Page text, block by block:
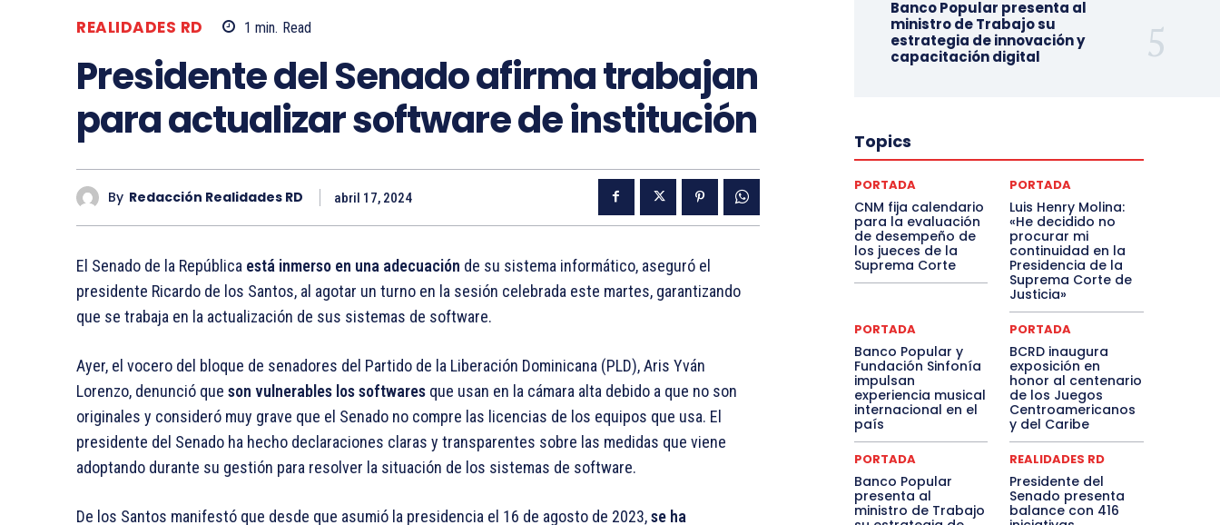
REALIDADES RD 1 min. Read
Presidente del Senado afirma trabajan
para actualizar software de institución
By Redacción Realidades RD abril 17, 2024
El Senado de la República está inmerso en una adecuación de su sistema informático, aseguró el
presidente Ricardo de los Santos, al agotar un turno en la sesión celebrada este martes, garantizando
que se trabaja en la actualización de sus sistemas de software.
Ayer, el vocero del bloque de senadores del Partido de la Liberación Dominicana (PLD), Aris Yván
Lorenzo, denunció que son vulnerables los softwares que usan en la cámara alta debido a que no son
originales y consideró muy grave que el Senado no compre las licencias de los equipos que usa. El
presidente del Senado ha hecho declaraciones claras y transparentes sobre las medidas que viene
adoptando durante su gestión para resolver la situación de los sistemas de software.
De los Santos manifestó que desde que asumió la presidencia el 16 de agosto de 2023,se ha
Banco Popular presenta al
ministro de Trabajo su
estrategia de innovación y
capacitación digital
Topics
PORTADA
CNM fija calendario
para la evaluación
de desempeño de
los jueces de la
Suprema Corte
PORTADA
Luis Henry Molina:
«He decidido no
procurar mi
continuidad en la
Presidencia de la
Suprema Corte de
Justicia»
PORTADA
Banco Popular y
Fundación Sinfonía
impulsan
experiencia musical
internacional en el
país
PORTADA
BCRD inaugura
exposición en
honor al centenario
de los Juegos
Centroamericanos
y del Caribe
PORTADA
Banco Popular
presenta al
ministro de Trabajo
REALIDADES RD
Presidente del
Senado presenta
balance con 416